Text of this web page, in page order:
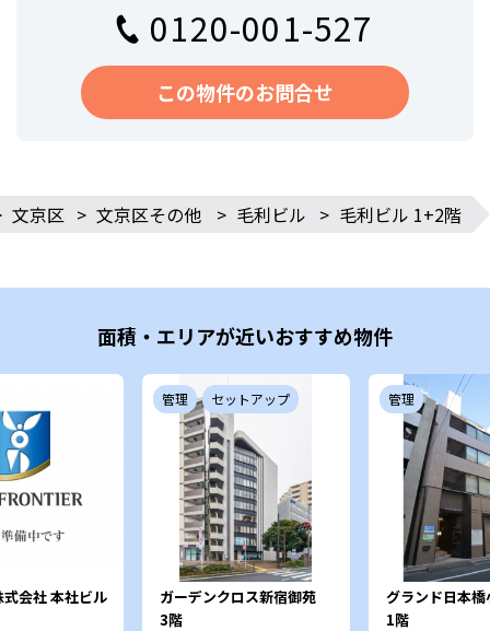
0120-001-527
この物件のお問合せ
文京区 > 文京区その他 > 毛利ビル > 毛利ビル 1+2階
面積・エリアが近いおすすめ物件
会社 本社ビル
管理 セットアップ
ガーデンクロス新宿御苑
3階
管理
グランド日本橋
1階